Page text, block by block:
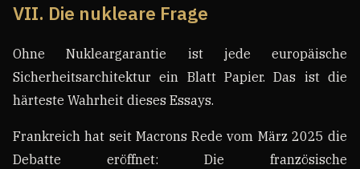
VII. Die nukleare Frage
Ohne Nukleargarantie ist jede europäische
Sicherheitsarchitektur ein Blatt Papier. Das ist die
härteste Wahrheit dieses Essays.
Frankreich hat seit Macrons Rede vom März 2025 die
Debatte eröffnet: Die französische